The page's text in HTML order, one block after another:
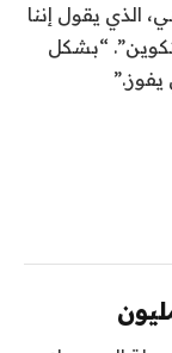
الذي يقول إننا
“بشكل
يفوز.”